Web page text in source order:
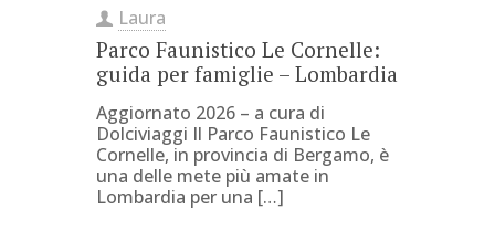
Laura
Parco Faunistico Le Cornelle:
guida per famiglie – Lombardia
Aggiornato 2026 – a cura di
Dolciviaggi Il Parco Faunistico Le
Cornelle, in provincia di Bergamo, è
una delle mete più amate in
Lombardia per una […]